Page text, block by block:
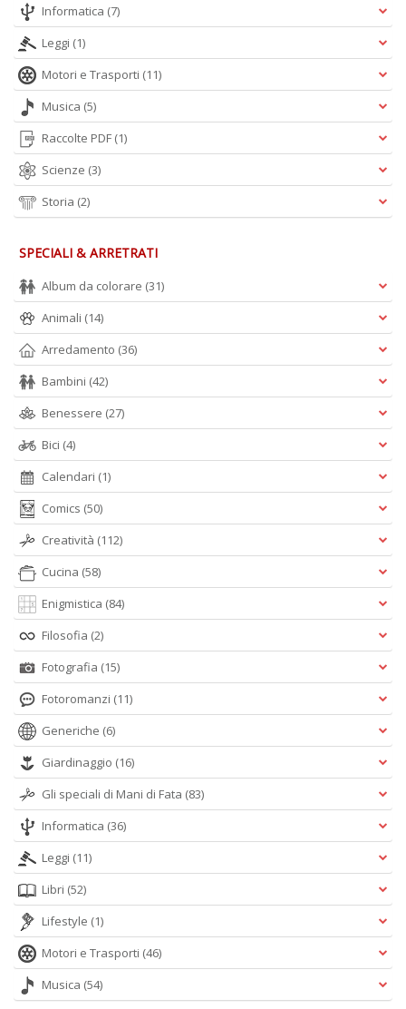
Informatica (7)
Leggi (1)
Motori e Trasporti (11)
Musica (5)
Raccolte PDF (1)
Scienze (3)
Storia (2)
SPECIALI & ARRETRATI
Album da colorare (31)
Animali (14)
Arredamento (36)
Bambini (42)
Benessere (27)
Bici (4)
Calendari (1)
Comics (50)
Creatività (112)
Cucina (58)
Enigmistica (84)
Filosofia (2)
Fotografia (15)
Fotoromanzi (11)
Generiche (6)
Giardinaggio (16)
Gli speciali di Mani di Fata (83)
Informatica (36)
Leggi (11)
Libri (52)
Lifestyle (1)
Motori e Trasporti (46)
Musica (54)